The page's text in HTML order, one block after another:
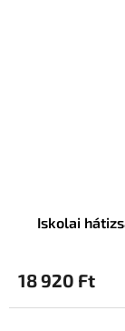
Iskolai
18 920 Ft